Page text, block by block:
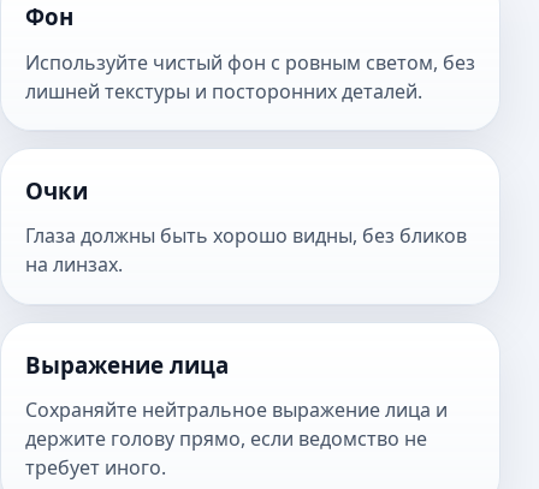
Фон
Используйте чистый фон с ровным светом, без
лишней текстуры и посторонних деталей.
Очки
Глаза должны быть хорошо видны, без бликов
на линзах.
Выражение лица
Сохраняйте нейтральное выражение лица и
держите голову прямо, если ведомство не
требует иного.